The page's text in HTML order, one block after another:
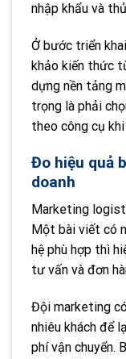
nhập khẩu và
Ở bước triển
khảo kiến thức
dựng nền tảng
trọng là phải
theo công cụ
Đo hiệu quả
doanh
Marketing
Một bài viết có
hệ phù hợp thì
tư vấn và đơn
Đội marketing
nhiêu khách để
phí vận chuyển.